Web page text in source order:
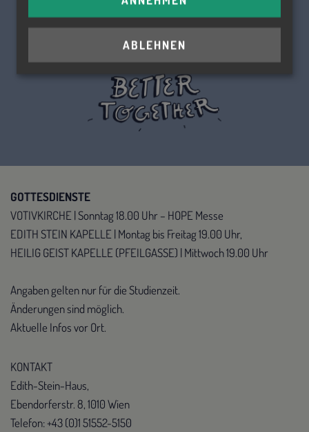
GOTTESDIENSTE
VOTIVKIRCHE | Sonntag 18.00 Uhr – HOPE Messe
EDITH STEIN KAPELLE | Montag bis Freitag 19.00 Uhr,
HEILIG GEIST KAPELLE (PFEILGASSE) | Mittwoch 19.00 Uhr
Angaben gelten nur für die Studienzeit.
Änderungen sind möglich.
Aktuelle Infos vor Ort.
KONTAKT
Edith-Stein-Haus,
Ebendorferstr. 8, 1010 Wien
Telefon: +43 (0)1 51552-5150
ABLEHNEN